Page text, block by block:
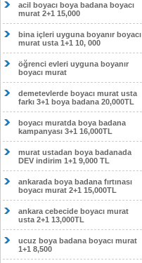
acil boyacı boya badana boyacı
murat 2+1 15,000
bina içleri uyguna boyanır boyacı
murat usta 1+1 10, 000
öğrenci evleri uyguna boyanır
boyacı murat
demetevlerde boyacı murat usta
farkı 3+1 boya badana 20,000TL
boyacı muratda boya badana
kampanyası 3+1 16,000TL
murat ustadan boya badanada
DEV indirim 1+1 9,000 TL
ankarada boya badana fırtınası
boyacı murat 2+1 15,000TL
ankara cebecide boyacı murat
usta 2+1 13,000TL
ucuz boya badana boyacı murat
1+1 8,500